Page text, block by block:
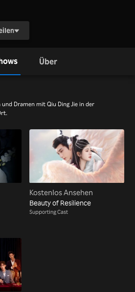
Über
und Dramen mit Qiu Ding Jie in der
Kostenlos Ansehen
Beauty of Resilience
Supporting Cast